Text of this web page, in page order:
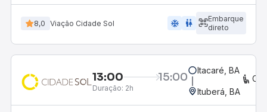
8,0 Viação Cidade Sol ac_unit wc
Embarque
direto
13:00 15:00
Duração: 2h
Itacaré, BA
Ituberá, BA